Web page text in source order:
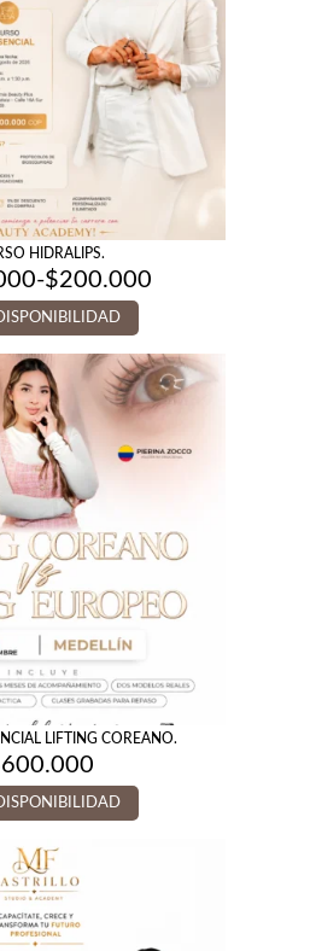
HIDRALIPS.
$200.000
-
Rango
de
precios:
desde
$200.000
hasta
$400.000
LIFTING COREANO.
600.000